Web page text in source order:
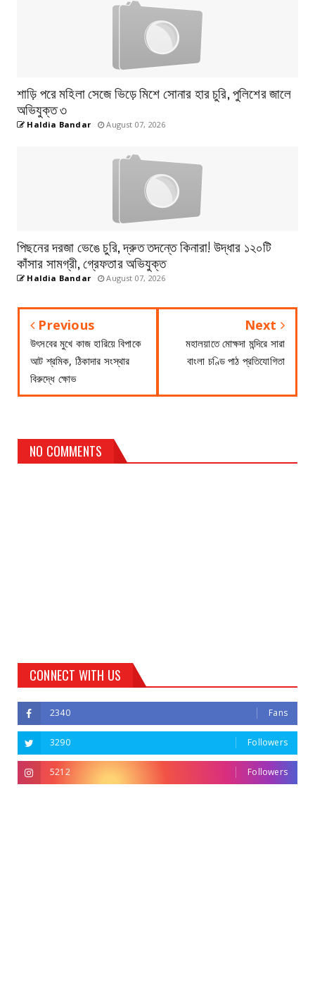
শাড়ি পরে মহিলা সেজে ভিড়ে মিশে সোনার হার চুরি, পুলিশের জালে
অভিযুক্ত ৩
Haldia Bandar August 07, 2026
পিছনের দরজা ভেঙে চুরি, দ্রুত তদন্তে কিনারা! উদ্ধার ১২০টি
কাঁসার সামগ্রী, গ্রেফতার অভিযুক্ত
Haldia Bandar August 07, 2026
Previous
উৎসবের মুখে কাজ হারিয়ে বিপাকে
আট শ্রমিক, ঠিকাদার সংস্থার
বিরুদ্ধে ক্ষোভ
Next
মহালয়াতে মোক্ষদা মন্দিরে সারা
বাংলা চণ্ডি পাঠ প্রতিযোগিতা
NO COMMENTS
CONNECT WITH US
2340 Fans
3290 Followers
5212 Followers